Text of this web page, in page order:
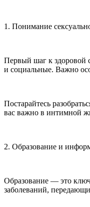
1. Понимание секс
Первый шаг к здоровой
и социальные. Важно
Постарайтесь
вас важно в интимной
2. Образование и
Образование — это
заболеваний,